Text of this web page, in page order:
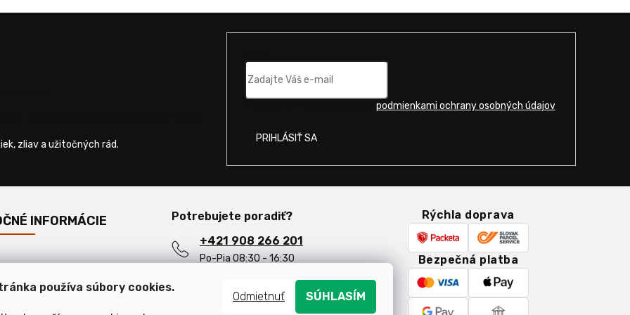
používa súbory cookies.
Odmietnuť SÚHLASÍM
podmienkami ochrany osobných údajov.
PRIHLÁSIŤ SA
INFORMÁCIE
Potrebujete poradiť?
+421 908 266 201
Po-Pia 08:30 - 16:30
info@motorevolta.sk
Rýchla doprava
Bezpečná platba